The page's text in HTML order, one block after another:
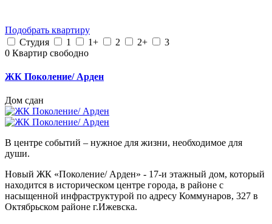
Подобрать квартиру
Студия
1 1+ 2 2+
3
0 Квартир свободно
ЖК Поколение/ Арден
Дом сдан
В центре событий – нужное для жизни, необходимое для
души.
Новый ЖК «Поколение/ Арден» - 17-и этажный дом, который
находится в историческом центре города, в районе с
насыщенной инфраструктурой по адресу Коммунаров, 327 в
Октябрьском районе г.Ижевска.